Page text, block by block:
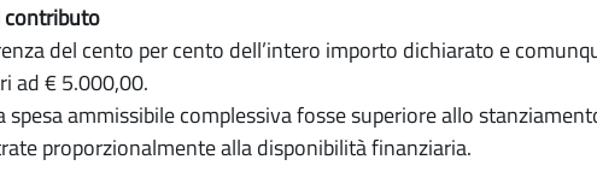
contributo
del cento per cento dell’intero importo dichiarato e
ad € 5.000,00.
spesa ammissibile complessiva fosse superiore allo
proporzionalmente alla disponibilità finanziaria.